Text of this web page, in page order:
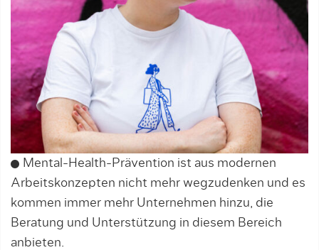
Mental-Health-Prävention ist aus modernen
Arbeitskonzepten nicht mehr wegzudenken und es
kommen immer mehr Unternehmen hinzu, die
Beratung und Unterstützung in diesem Bereich
anbieten.